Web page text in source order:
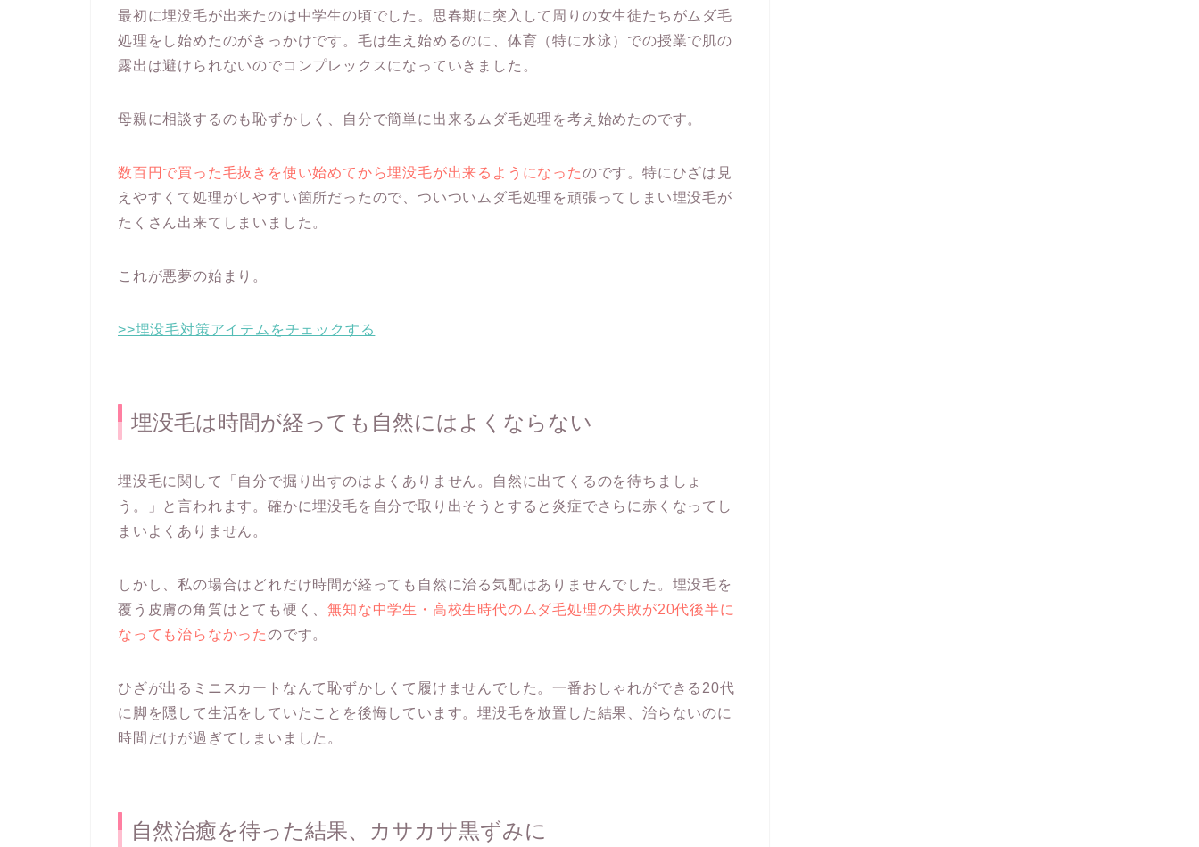
最初に埋没毛が出来たのは中学生の頃でした。思春期に突入して周りの女生徒たちがムダ毛
処理をし始めたのがきっかけです。毛は生え始めるのに、体育（特に水泳）での授業で肌の
露出は避けられないのでコンプレックスになっていきました。
母親に相談するのも恥ずかしく、自分で簡単に出来るムダ毛処理を考え始めたのです。
数百円で買った毛抜きを使い始めてから埋没毛が出来るようになったのです。特にひざは見
えやすくて処理がしやすい箇所だったので、ついついムダ毛処理を頑張ってしまい埋没毛が
たくさん出来てしまいました。
これが悪夢の始まり。
>>埋没毛対策アイテムをチェックする
埋没毛は時間が経っても自然にはよくならない
埋没毛に関して
「自分で掘り出すのはよくありません。自然に出てくるのを待ちましょ
う。」
と言われます。確かに埋没毛を自分で取り出そうとすると炎症でさらに赤くなってし
まいよくありません。
しかし、私の場合はどれだけ時間が経っても自然に治る気配はありませんでした。埋没毛を
覆う皮膚の角質はとても硬く、無知な中学生・高校生時代のムダ毛処理の失敗が20代後半に
なっても治らなかったのです。
ひざが出るミニスカートなんて恥ずかしくて履けませんでした。一番おしゃれができる20代
に脚を隠して生活をしていたことを後悔しています。埋没毛を放置した結果、治らないのに
時間だけが過ぎてしまいました。
自然治癒を待った結果、カサカサ黒ずみに